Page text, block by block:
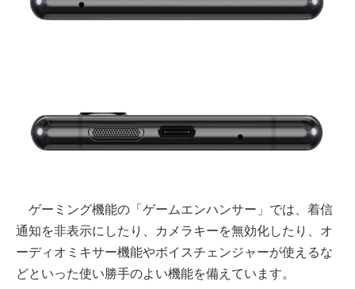
ゲーミング機能の「ゲームエンハンサー」では、着信
通知を非表示にしたり、カメラキーを無効化したり、オ
ーディオミキサー機能やボイスチェンジャーが使えるな
どといった使い勝手のよい機能を備えています。